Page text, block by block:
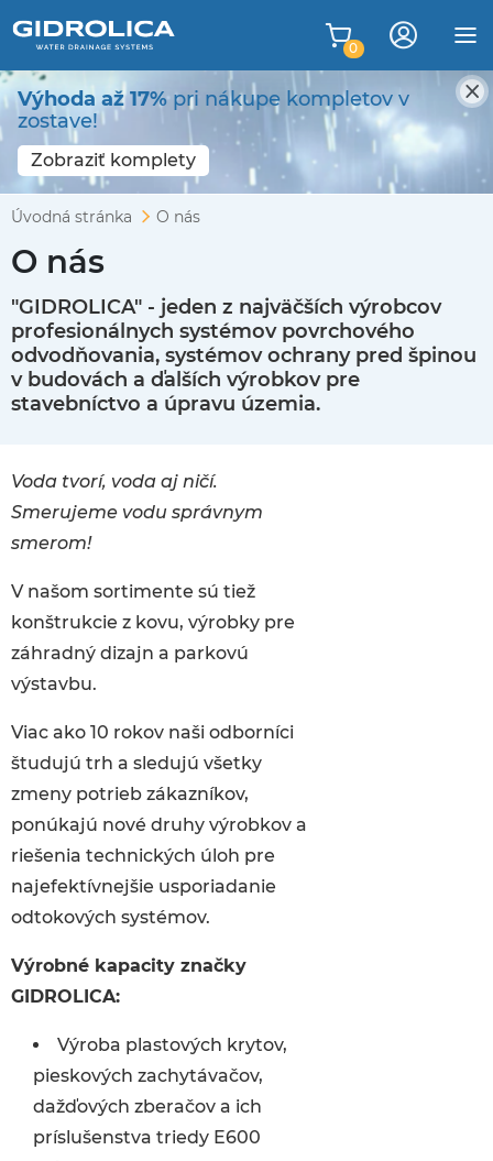
Výhoda až 17%pri nákupe kompletov v
zostave!
Zobraziť komplety
0
Úvodná stránka O nás
O nás
"GIDROLICA" - jeden z najväčších výrobcov
profesionálnych systémov povrchového
odvodňovania, systémov ochrany pred špinou
v budovách a ďalších výrobkov pre
stavebníctvo a úpravu územia.
Voda tvorí, voda aj ničí.
Smerujeme vodu správnym
smerom!
V našom sortimente sú tiež
konštrukcie z kovu, výrobky pre
záhradný dizajn a parkovú
výstavbu.
Viac ako 10 rokov naši odborníci
študujú trh a sledujú všetky
zmeny potrieb zákazníkov,
ponúkajú nové druhy výrobkov a
riešenia technických úloh pre
najefektívnejšie usporiadanie
odtokových systémov.
Výrobné kapacity značky
GIDROLICA:
Výroba plastových krytov,
pieskových zachytávačov,
dažďových zberačov a ich
príslušenstva triedy E600